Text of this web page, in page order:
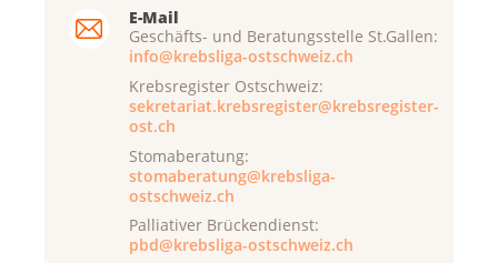
E-Mail
Geschäfts- und Beratungsstelle St.Gallen:
info@krebsliga-ostschweiz.ch
Krebsregister Ostschweiz:
sekretariat.krebsregister@krebsregister-
ost.ch
Stomaberatung:
stomaberatung@krebsliga-
ostschweiz.ch
Palliativer Brückendienst:
pbd@krebsliga-ostschweiz.ch